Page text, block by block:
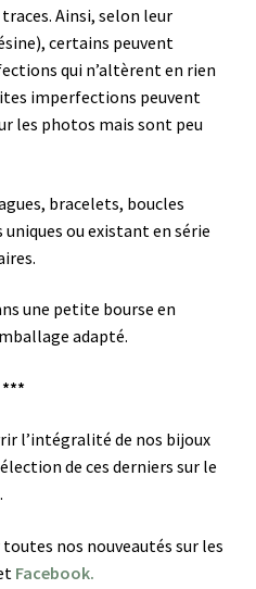
Ainsi, selon leur
certains peuvent
qui n’altèrent en rien
imperfections peuvent
les photos mais sont peu
bracelets, boucles
ou existant en série
une petite bourse en
adapté.
***
l’intégralité de nos bijoux
de ces derniers sur le
nos nouveautés sur les
Facebook.